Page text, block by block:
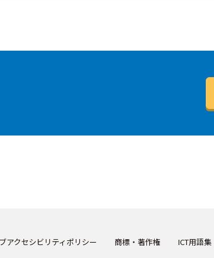
アクセシビリティポリシー 商標・著作権 ICT用語集